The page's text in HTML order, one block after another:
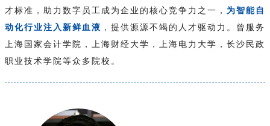
才标准，助力数字员工成为企业的核心竞争力之一， 为智能自
动化行业注入新鲜血液 ，提供源源不竭的人才驱动力。曾服务
上海国家会计学院，上海财经大学，上海电力大学，长沙民政
职业技术学院等众多院校。